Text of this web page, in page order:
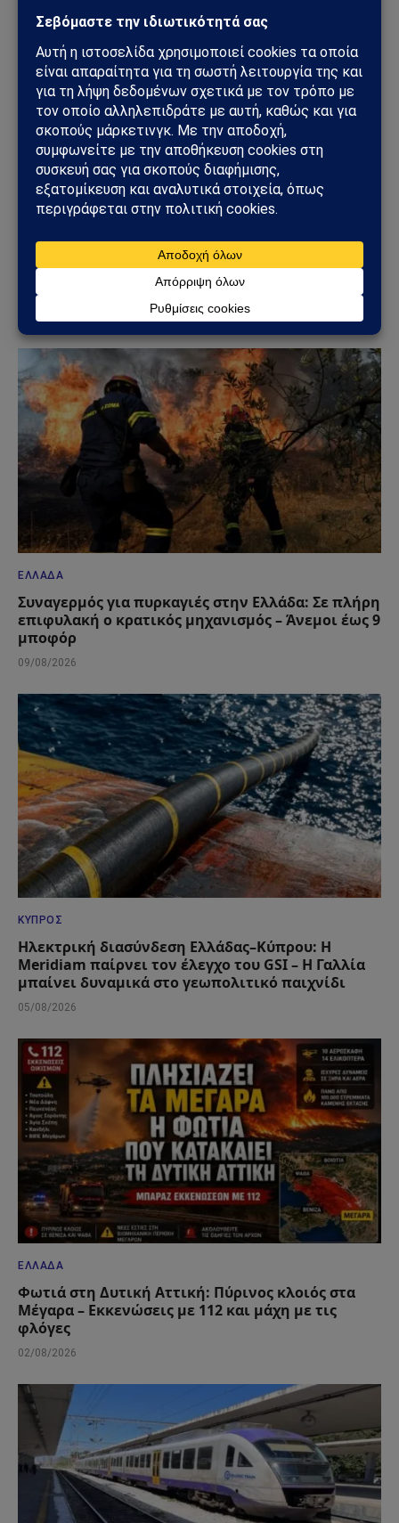
Facebook Twitter Pinterest Tumblr
Sahiel Newsroom
(Twitter)
PinterestInstagram
Tumblr
Το Sahiel.gr είναι ανεξάρτητη ψηφιακή πύλη ενημέρωσης
και ανάλυσης με έμφαση στη γεωπολιτική, τη διεθνή
ασφάλεια, τα εθνικά ζητήματα και τις διεθνείς εξελίξεις
ΕΛΛΆΔΑ
Συναγερμός για πυρκαγιές στην Ελλάδα: Σε πλήρη
επιφυλακή ο κρατικός μηχανισμός – Άνεμοι έως 9
μποφόρ
09/08/2026
ΚΎΠΡΟΣ
Ηλεκτρική διασύνδεση Ελλάδας–Κύπρου: Η
Meridiam παίρνει τον έλεγχο του GSI – Η Γαλλία
μπαίνει δυναμικά στο γεωπολιτικό παιχνίδι
05/08/2026
ΕΛΛΆΔΑ
Φωτιά στη Δυτική Αττική: Πύρινος κλοιός στα
Μέγαρα – Εκκενώσεις με 112 και μάχη με τις
φλόγες
02/08/2026